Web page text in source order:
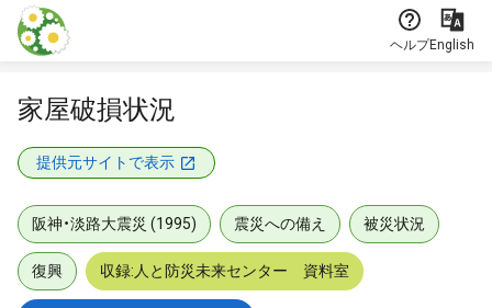
本文に飛ぶ
ヘルプEnglish
家屋破損状況
提供元サイトで表示
阪神・淡路大震災 (1995) 震災への備え 被災状況
復興 収録:人と防災未来センター 資料室